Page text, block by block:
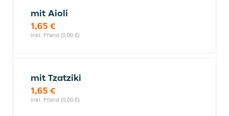
mit Aioli
1,65 €
inkl. Pfand (0,00 €)
mit Tzatziki
1,65 €
inkl. Pfand (0,00 €)